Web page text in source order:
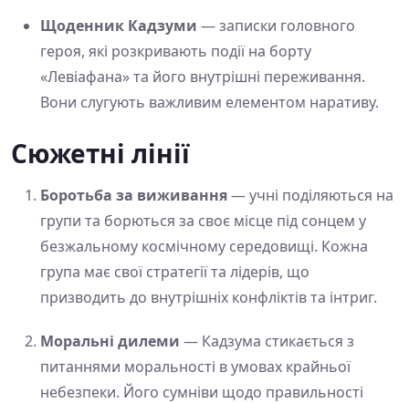
Щоденник Кадзуми — записки головного
героя, які розкривають події на борту
«Левіафана» та його внутрішні переживання.
Вони слугують важливим елементом наративу.
Сюжетні лінії
Боротьба за виживання— учні поділяються на
групи та борються за своє місце під сонцем у
безжальному космічному середовищі. Кожна
група має свої стратегії та лідерів, що
призводить до внутрішніх конфліктів та інтриг.
Моральні дилеми — Кадзума стикається з
питаннями моральності в умовах крайньої
небезпеки. Його сумніви щодо правильності